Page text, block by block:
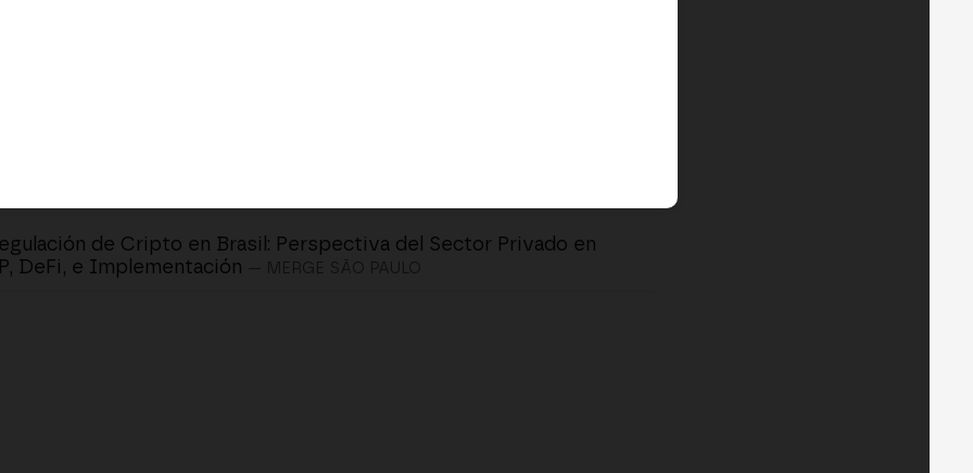
de Cripto en Brasil: Perspectiva del Sector Privado en
DeFi, e Implementación